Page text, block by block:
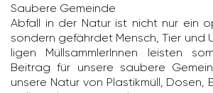
Saubere Gemeinde
Abfall in der Natur ist nicht nur ein
sondern gefährdet Mensch, Tier und
ligen Müll­samm­le­rInnen leisten
Beitrag für unsere saubere
unsere Natur von Plas­tik­müll, Dosen,